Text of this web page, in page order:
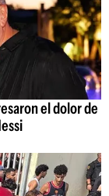
el dolor de